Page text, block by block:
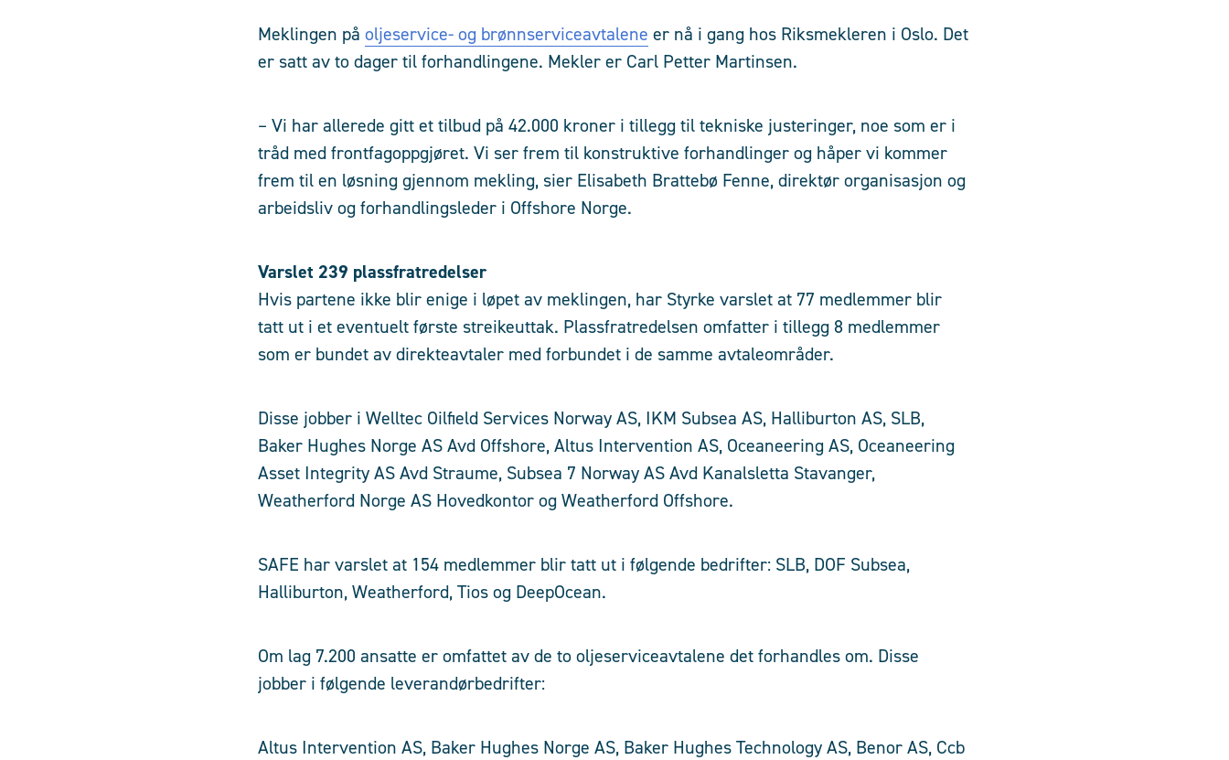
Meklingen på oljeservice- og brønnserviceavtalene er nå i gang hos Riksmekleren i Oslo. Det
er satt av to dager til forhandlingene. Mekler er Carl Petter Martinsen.
– Vi har allerede gitt et tilbud på 42.000 kroner i tillegg til tekniske justeringer, noe som er i
tråd med frontfagoppgjøret. Vi ser frem til konstruktive forhandlinger og håper vi kommer
frem til en løsning gjennom mekling, sier Elisabeth Brattebø Fenne, direktør organisasjon og
arbeidsliv og forhandlingsleder i Offshore Norge.
Varslet 239 plassfratredelser
Hvis partene ikke blir enige i løpet av meklingen, har Styrke varslet at 77 medlemmer blir
tatt ut i et eventuelt første streikeuttak. Plassfratredelsen omfatter i tillegg 8 medlemmer
som er bundet av direkteavtaler med forbundet i de samme avtaleområder.
Disse jobber i Welltec Oilfield Services Norway AS, IKM Subsea AS, Halliburton AS, SLB,
Baker Hughes Norge AS Avd Offshore, Altus Intervention AS, Oceaneering AS, Oceaneering
Asset Integrity AS Avd Straume, Subsea 7 Norway AS Avd Kanalsletta Stavanger,
Weatherford Norge AS Hovedkontor og Weatherford Offshore.
SAFE har varslet at 154 medlemmer blir tatt ut i følgende bedrifter: SLB, DOF Subsea,
Halliburton, Weatherford, Tios og DeepOcean.
Om lag 7.200 ansatte er omfattet av de to oljeserviceavtalene det forhandles om. Disse
jobber i følgende leverandørbedrifter:
Altus Intervention AS, Baker Hughes Norge AS, Baker Hughes Technology AS, Benor AS, Ccb